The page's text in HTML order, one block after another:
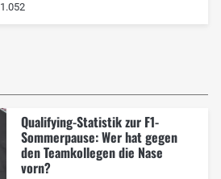
1.052
Qualifying-Statistik zur F1-
Sommerpause: Wer hat gegen
den Teamkollegen die Nase
vorn?